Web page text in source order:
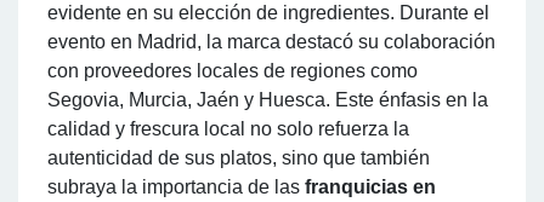
evidente en su elección de ingredientes. Durante el
evento en Madrid, la marca destacó su colaboración
con proveedores locales de regiones como
Segovia, Murcia, Jaén y Huesca. Este énfasis en la
calidad y frescura local no solo refuerza la
autenticidad de sus platos, sino que también
subraya la importancia de las franquicias en